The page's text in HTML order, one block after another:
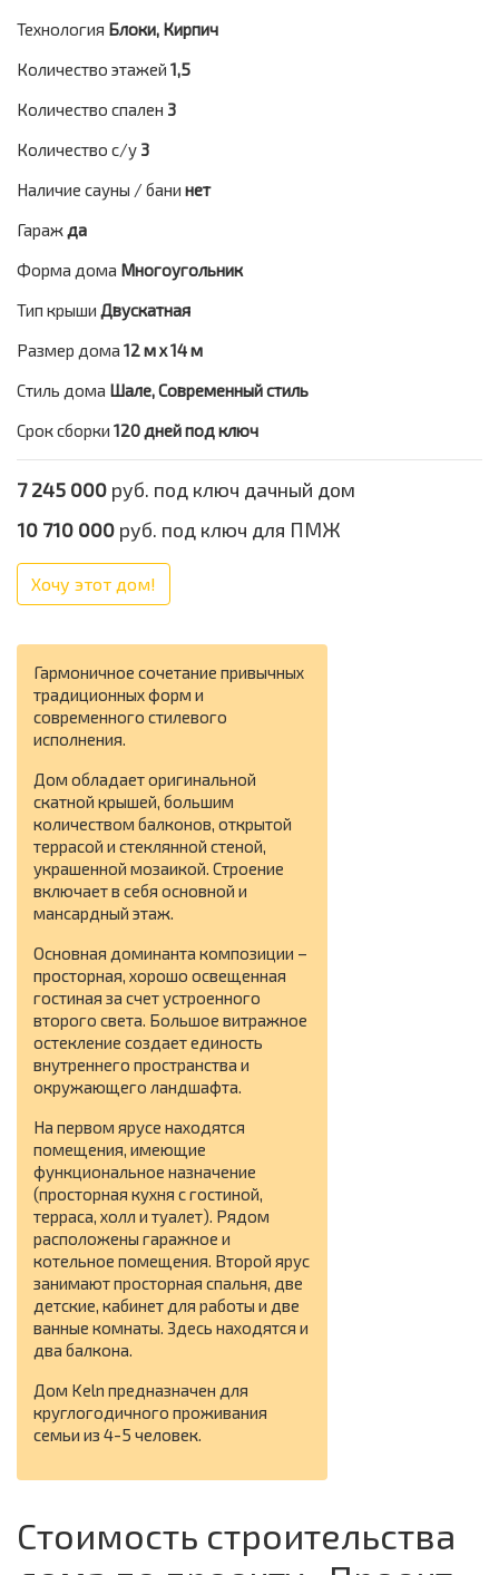
Технология Блоки, Кирпич
Количество этажей 1,5
Количество спален 3
Количество с/у 3
Наличие сауны / бани нет
Гаражда
Форма дома Многоугольник
Тип крыши Двускатная
Размер дома 12 м х 14 м
Стиль дома Шале, Современный стиль
Срок сборки 120 дней под ключ
7 245 000 руб. под ключ дачный дом
10 710 000 руб. под ключ для ПМЖ
Хочу этот дом!
Гармоничное сочетание привычных
традиционных форм и
современного стилевого
исполнения.
Дом обладает оригинальной
скатной крышей, большим
количеством балконов, открытой
террасой и стеклянной стеной,
украшенной мозаикой. Строение
включает в себя основной и
мансардный этаж.
Основная доминанта композиции –
просторная, хорошо освещенная
гостиная за счет устроенного
второго света. Большое витражное
остекление создает единость
внутреннего пространства и
окружающего ландшафта.
На первом ярусе находятся
помещения, имеющие
функциональное назначение
(просторная кухня с гостиной,
терраса, холл и туалет). Рядом
расположены гаражное и
котельное помещения. Второй ярус
занимают просторная спальня, две
детские, кабинет для работы и две
ванные комнаты. Здесь находятся и
два балкона.
Дом Keln предназначен для
круглогодичного проживания
семьи из 4-5 человек.
Стоимость строительства